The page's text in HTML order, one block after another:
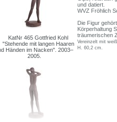
und datiert.
WVZ Fröhlich
Die Figur
Körperhaltung
träumerischen
Vereinzelt mit
H. 60,2 cm.